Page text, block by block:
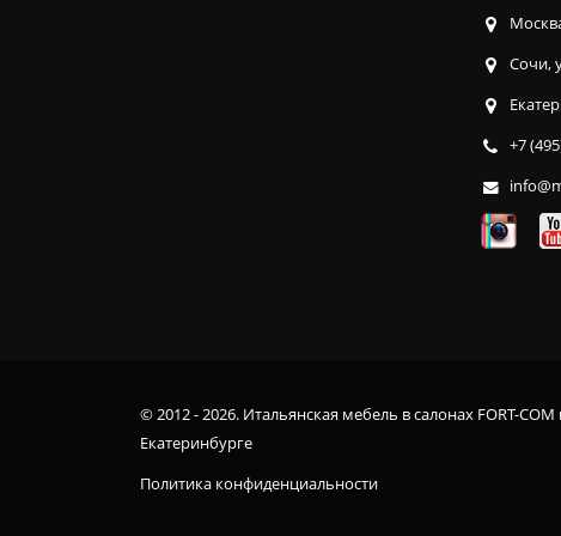
Сочи,
+7
© 2012 - 2026. Итальянская мебель в салонах FORT-
Екатеринбурге
Политика конфиденциальности